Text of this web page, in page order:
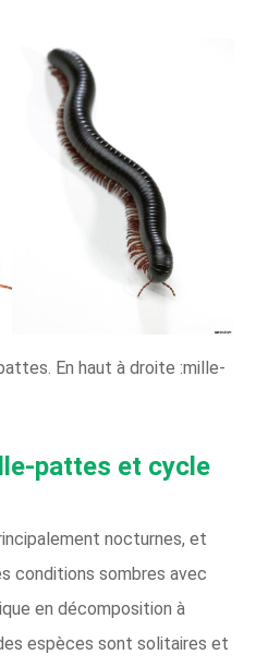
En haut à droite :mille-
pattes et cycle
nocturnes, et
conditions sombres avec
en décomposition à
espèces sont solitaires et